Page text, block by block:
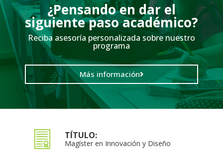
¿Pensando en dar el
siguiente paso académico?
Reciba asesoría personalizada sobre nuestro
programa
Más información
TÍTULO:
Magíster en Innovación y Diseño